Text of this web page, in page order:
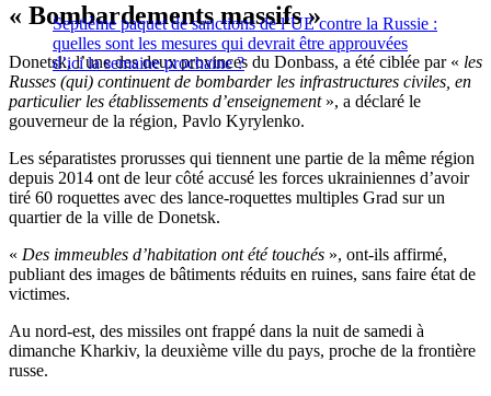
Septième paquet de sanctions de l’UE contre la Russie :
quelles sont les mesures qui devrait être approuvées
d’ici la semaine prochaine ?
« Bombardements massifs »
Donetsk, l’une des deux provinces du Donbass, a été ciblée par « les
Russes (qui) continuent de bombarder les infrastructures civiles, en
particulier les établissements d’enseignement», a déclaré le
gouverneur de la région, Pavlo Kyrylenko.
Les séparatistes prorusses qui tiennent une partie de la même région
depuis 2014 ont de leur côté accusé les forces ukrainiennes d’avoir
tiré 60 roquettes avec des lance-roquettes multiples Grad sur un
quartier de la ville de Donetsk.
« Des immeubles d’habitation ont été touchés », ont-ils affirmé,
publiant des images de bâtiments réduits en ruines, sans faire état de
victimes.
Au nord-est, des missiles ont frappé dans la nuit de samedi à
dimanche Kharkiv, la deuxième ville du pays, proche de la frontière
russe.